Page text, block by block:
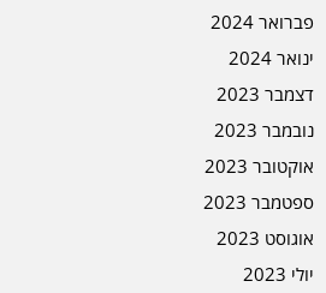
פברואר 2024
ינואר 2024
דצמבר 2023
נובמבר 2023
אוקטובר 2023
ספטמבר 2023
אוגוסט 2023
יולי 2023